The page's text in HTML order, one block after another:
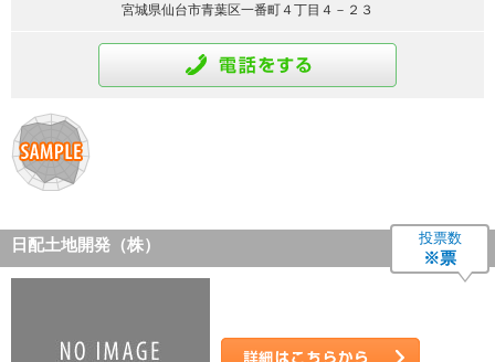
宮城県仙台市青葉区一番町４丁目４－２３
日配土地開発（株） 投票数
※票